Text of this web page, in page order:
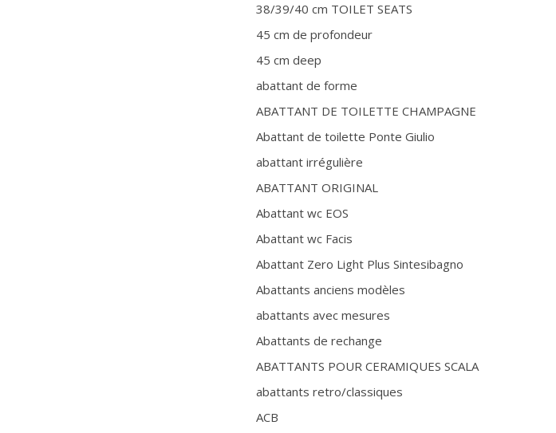
38/39/40 cm TOILET SEATS
45 cm de profondeur
45 cm deep
abattant de forme
ABATTANT DE TOILETTE CHAMPAGNE
Abattant de toilette Ponte Giulio
abattant irrégulière
ABATTANT ORIGINAL
Abattant wc EOS
Abattant wc Facis
Abattant Zero Light Plus Sintesibagno
Abattants anciens modèles
abattants avec mesures
Abattants de rechange
ABATTANTS POUR CERAMIQUES SCALA
abattants retro/classiques
ACB